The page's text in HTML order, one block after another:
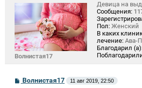
Волнистая17
Девица на
Сообщения:
Пол: Женский
В каких
лечение: Ава-
Благодарил
СВолнистая17 11 авг 2019, 22:50